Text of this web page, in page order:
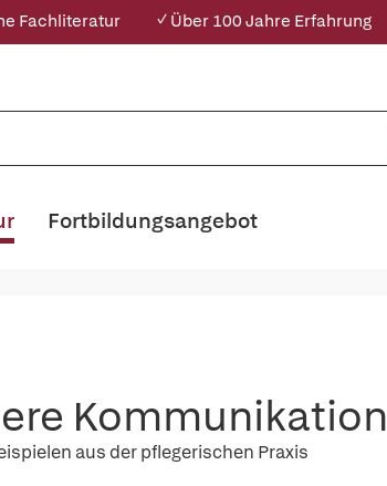
Fachliteratur ✓ Über 100 Jahre Erfahrung
Fortbildungsangebot
Kommunikation
aus der pflegerischen Praxis